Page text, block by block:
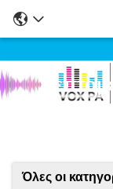
Όλες οι